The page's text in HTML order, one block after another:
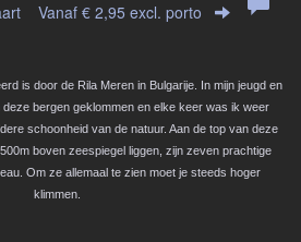
Vanaf € 2,95 excl. porto
is door de Rila Meren in Bulgarije. In mijn jeugd en
bergen geklommen en elke keer was ik weer
schoonheid van de natuur. Aan de top van deze
boven zeespiegel liggen, zijn zeven prachtige
Om ze allemaal te zien moet je steeds hoger
klimmen.